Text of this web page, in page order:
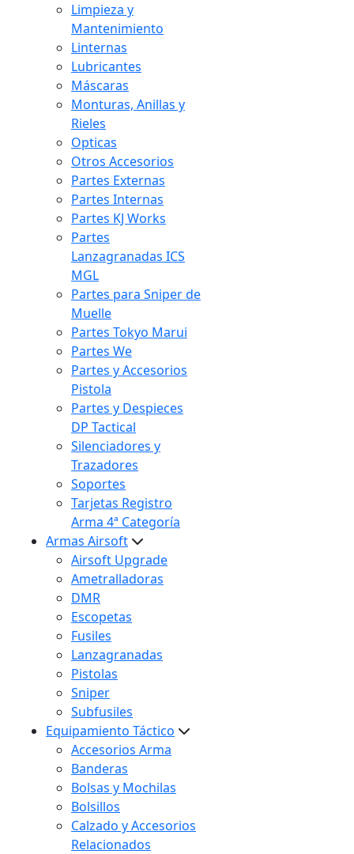
Limpieza y
Mantenimiento
Linternas
Lubricantes
Máscaras
Monturas, Anillas y
Rieles
Opticas
Otros Accesorios
Partes Externas
Partes Internas
Partes KJ Works
Partes
Lanzagranadas ICS
MGL
Partes para Sniper de
Muelle
Partes Tokyo Marui
Partes We
Partes y Accesorios
Pistola
Partes y Despieces
DP Tactical
Silenciadores y
Trazadores
Soportes
Tarjetas Registro
Arma 4ª Categoría
Armas Airsoft
Airsoft Upgrade
Ametralladoras
DMR
Escopetas
Fusiles
Lanzagranadas
Pistolas
Sniper
Subfusiles
Equipamiento Táctico
Accesorios Arma
Banderas
Bolsas y Mochilas
Bolsillos
Calzado y Accesorios
Relacionados